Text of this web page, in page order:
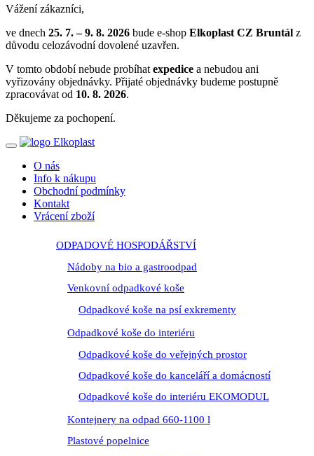
Vážení zákazníci,
ve dnech 25. 7. – 9. 8. 2026 bude e-shop Elkoplast CZ Bruntál z
důvodu celozávodní dovolené uzavřen.
V tomto období nebude probíhat expedice a nebudou ani
vyřizovány objednávky. Přijaté objednávky budeme postupně
zpracovávat od 10. 8. 2026.
Děkujeme za pochopení.
O nás
Info k nákupu
Obchodní podmínky
Kontakt
Vrácení zboží
ODPADOVÉ HOSPODÁŘSTVÍ
Nádoby na bio a gastroodpad
Venkovní odpadkové koše
Odpadkové koše na psí exkrementy
Odpadkové koše do interiéru
Odpadkové koše do veřejných prostor
Odpadkové koše do kanceláří a domácností
Odpadkové koše do interiéru EKOMODUL
Kontejnery na odpad 660-1100 l
Plastové popelnice